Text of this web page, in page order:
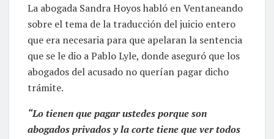
La abogada Sandra Hoyos habló en Ventaneando
sobre el tema de la traducción del juicio entero
que era necesaria para que apelaran la sentencia
que se le dio a Pablo Lyle, donde aseguró que los
abogados del acusado no querían pagar dicho
trámite.
“Lo tienen que pagar ustedes porque son
abogados privados y la corte tiene que ver todos